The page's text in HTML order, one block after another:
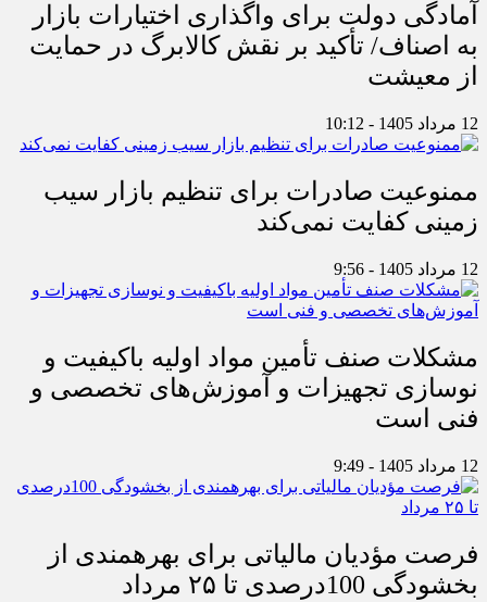
آمادگی دولت برای واگذاری اختیارات بازار
به اصناف/ تأکید بر نقش کالابرگ در حمایت
از معیشت
12 مرداد 1405 - 10:12
ممنوعیت صادرات برای تنظیم بازار سیب
زمینی کفایت نمی‌کند
12 مرداد 1405 - 9:56
مشکلات صنف تأمین مواد اولیه باکیفیت و
نوسازی تجهیزات و آموزش‌های تخصصی و
فنی است
12 مرداد 1405 - 9:49
فرصت مؤدیان مالیاتی برای بهره‎مندی از
بخشودگی 100درصدی تا ۲۵ مرداد